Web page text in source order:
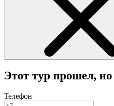
Этот тур прошел, но
Телефон